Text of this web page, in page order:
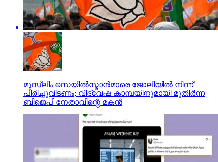
മുസ്ലിം സെയില്‍സ്മാന്‍മാരെ ജോലിയില്‍ നിന്ന്
പിരിച്ചുവിടണം; വിദ്വേഷ കാമ്പയിനുമായി മുതിര്‍ന്ന
ബിജെപി നേതാവിന്റെ മകന്‍